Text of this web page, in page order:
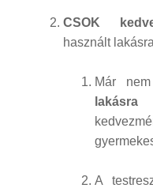
CSOK
használt lakásra
Már
A